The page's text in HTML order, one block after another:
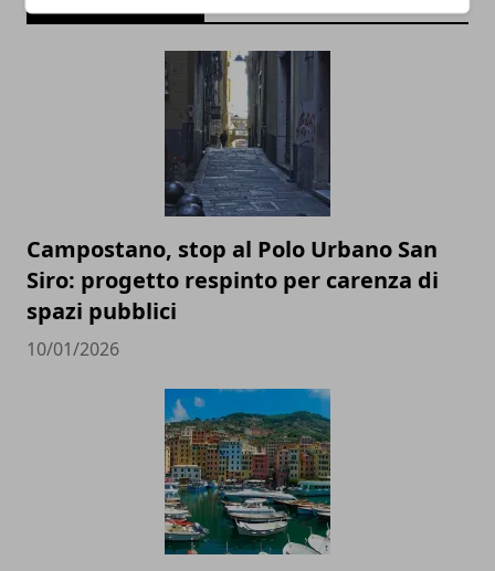
Campostano, stop al Polo Urbano San
Siro: progetto respinto per carenza di
spazi pubblici
10/01/2026